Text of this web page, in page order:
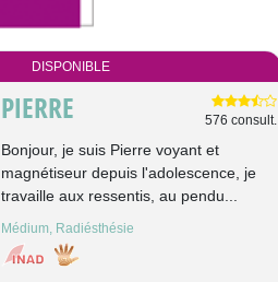
DISPONIBLE
PIERRE 576 consult.
Bonjour, je suis Pierre voyant et
magnétiseur depuis l'adolescence, je
travaille aux ressentis, au pendu...
Médium, Radiésthésie